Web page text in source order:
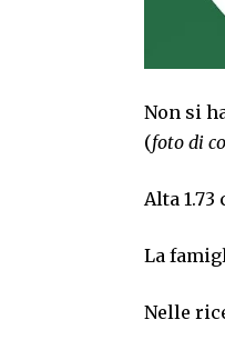
Non si
(foto di
Alta
La
Nelle